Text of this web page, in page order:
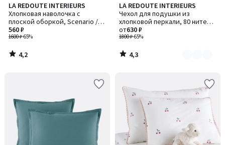
LA REDOUTE INTERIEURS
Хлопковая наволочка с
плоской оборкой, Scenario /
Сценарио
1600 ₽-65%
560 ₽
4,2
/ 5
4,2
/
LA REDOUTE INTERIEURS
Чехол для подушки из
хлопковой перкали, 80 нитей/
см², Scenario / Сценарио
1800 ₽-65%
от630 ₽
4,3
/ 5
Количество
цветов:
4
4,3
/